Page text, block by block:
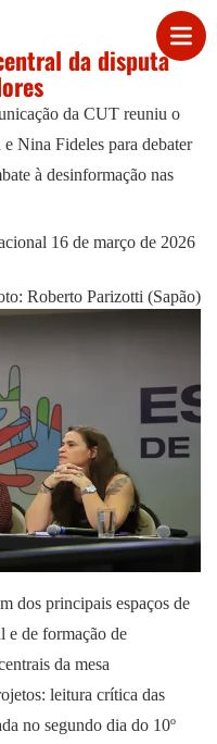
da disputa
da CUT reuniu o
Nina Fideles para debater
à desinformação nas
16 de março de 2026
Roberto Parizotti (Sapão)
dos principais espaços de
e de formação de
da mesa
leitura crítica das
no segundo dia do 10º